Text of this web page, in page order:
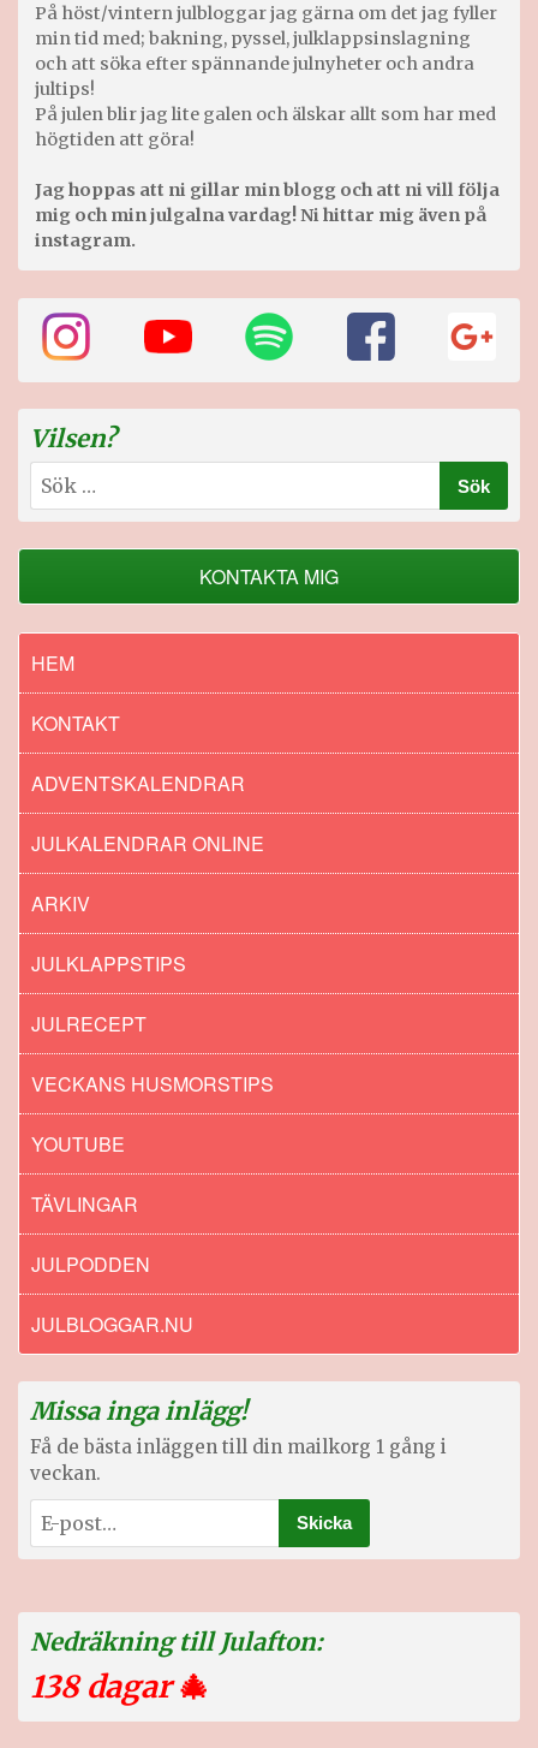
På höst/vintern julbloggar jag gärna om det jag fyller
min tid med; bakning, pyssel, julklappsinslagning
och att söka efter spännande julnyheter och andra
jultips!
På julen blir jag lite galen och älskar allt som har med
högtiden att göra!
Jag hoppas att ni gillar min blogg och att ni vill följa
mig och min julgalna vardag! Ni hittar mig även på
instagram.
Vilsen?
Sök
efter:
KONTAKTA MIG
HEM
KONTAKT
ADVENTSKALENDRAR
JULKALENDRAR ONLINE
ARKIV
JULKLAPPSTIPS
JULRECEPT
VECKANS HUSMORSTIPS
YOUTUBE
TÄVLINGAR
JULPODDEN
JULBLOGGAR.NU
Missa inga inlägg!
Få de bästa inläggen till din mailkorg 1 gång i
veckan.
Nedräkning till Julafton:
138 dagar🎄